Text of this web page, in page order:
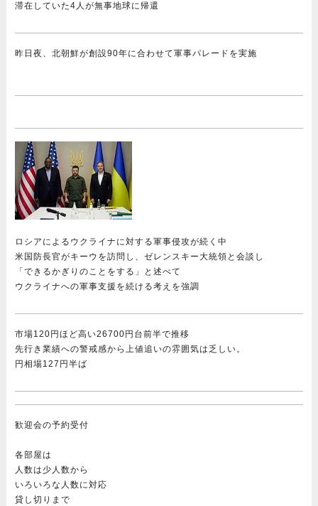
滞在していた4人が無事地球に帰還
昨日夜、北朝鮮が創設90年に合わせて軍事パレードを実施
ロシアによるウクライナに対する軍事侵攻が続く中
米国防長官がキーウを訪問し、ゼレンスキー大統領と会談し
「できるかぎりのことをする」と述べて
ウクライナへの軍事支援を続ける考えを強調
市場120円ほど高い26700円台前半で推移
先行き業績への警戒感から上値追いの雰囲気は乏しい。
円相場127円半ば
歓迎会の予約受付
各部屋は
人数は少人数から
いろいろな人数に対応
貸し切りまで